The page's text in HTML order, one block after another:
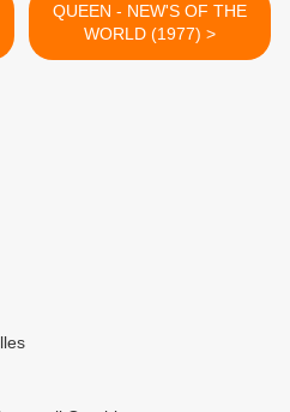
QUEEN - NEW'S OF THE
WORLD (1977) >